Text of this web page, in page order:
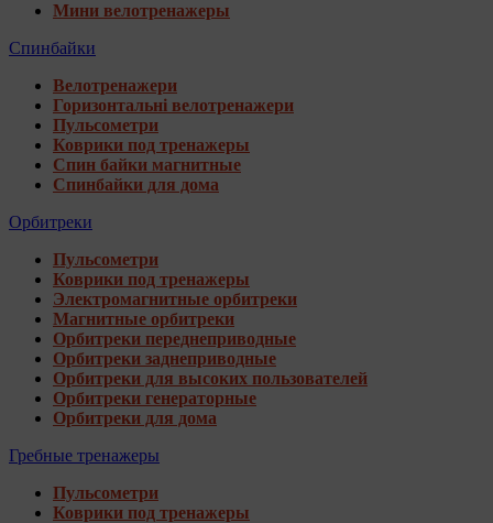
Мини велотренажеры
Спинбайки
Велотренажери
Горизонтальні велотренажери
Пульсометри
Коврики под тренажеры
Спин байки магнитные
Спинбайки для дома
Орбитреки
Пульсометри
Коврики под тренажеры
Электромагнитные орбитреки
Магнитные орбитреки
Орбитреки переднеприводные
Орбитреки заднеприводные
Орбитреки для высоких пользователей
Орбитреки генераторные
Орбитреки для дома
Гребные тренажеры
Пульсометри
Коврики под тренажеры